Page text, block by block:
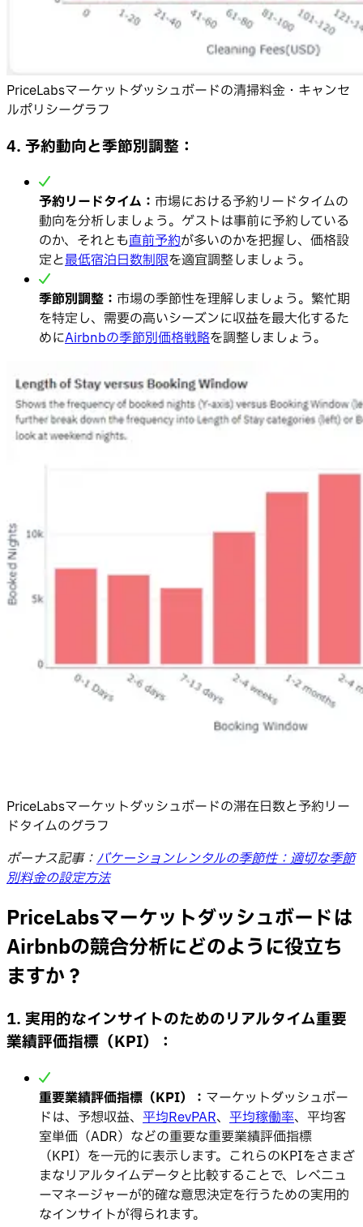
PriceLabsマーケットダッシュボードの清掃料金・キャンセ
ルポリシーグラフ
4. 予約動向と季節別調整：
予約リードタイム： 市場における予約リードタイムの
動向を分析しましょう。ゲストは事前に予約している
のか、それとも直前予約が多いのかを把握し、価格設
定と最低宿泊日数制限を適宜調整しましょう。
季節別調整： 市場の季節性を理解しましょう。繁忙期
を特定し、需要の高いシーズンに収益を最大化するた
めにAirbnbの季節別価格戦略を調整しましょう。
PriceLabsマーケットダッシュボードの滞在日数と予約リー
ドタイムのグラフ
ボーナス記事：バケーションレンタルの季節性：適切な季節
別料金の設定方法
PriceLabsマーケットダッシュボードは
Airbnbの競合分析にどのように役立ち
ますか？
1. 実用的なインサイトのためのリアルタイム重要
業績評価指標（KPI）：
重要業績評価指標（KPI）： マーケットダッシュボー
ドは、予想収益、 平均RevPAR、 平均稼働率、平均客
室単価（ADR）などの重要な重要業績評価指標
（KPI）を一元的に表示します。これらのKPIをさまざ
まなリアルタイムデータと比較することで、レベニュ
ーマネージャーが的確な意思決定を行うための実用的
なインサイトが得られます。